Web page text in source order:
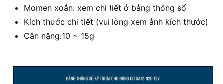
Momen xoắn: xem chi tiết ở bảng thông số
Kích thước chi tiết (vui lòng xem ảnh kích thước)
Cân nặng:10 ~ 15g